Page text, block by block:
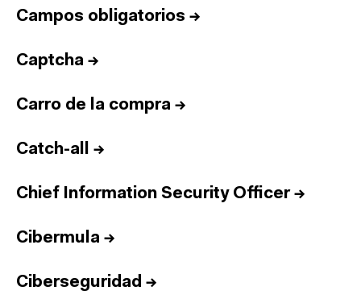
Campos obligatorios →
Captcha →
Carro de la compra →
Catch-all →
Chief Information Security Officer→
Cibermula →
Ciberseguridad →